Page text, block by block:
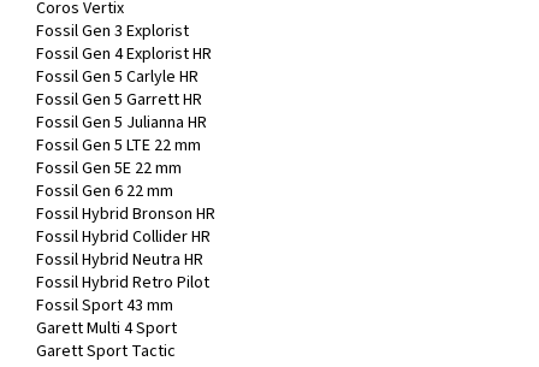
Coros Vertix
Fossil Gen 3 Explorist
Fossil Gen 4 Explorist HR
Fossil Gen 5 Carlyle HR
Fossil Gen 5 Garrett HR
Fossil Gen 5 Julianna HR
Fossil Gen 5 LTE 22 mm
Fossil Gen 5E 22 mm
Fossil Gen 6 22 mm
Fossil Hybrid Bronson HR
Fossil Hybrid Collider HR
Fossil Hybrid Neutra HR
Fossil Hybrid Retro Pilot
Fossil Sport 43 mm
Garett Multi 4 Sport
Garett Sport Tactic